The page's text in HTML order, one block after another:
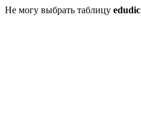
Не могу выбрать таблицу edudic